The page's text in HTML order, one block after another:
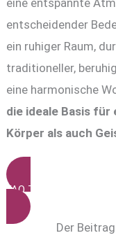
eine entspannte
entscheidender
ein ruhiger Raum,
traditioneller,
eine harmonische
die ideale Basis für
Körper als auch
FAQ THAIMASSAGE
Der